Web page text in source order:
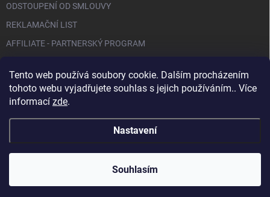
Tento web používá soubory cookie. Dalším procházením
tohoto webu vyjadřujete souhlas s jejich používáním.. Více
informací zde.
Nastavení
Souhlasím
ODSTOUPENÍ OD SMLOUVY
REKLAMAČNÍ LIST
AFFILIATE - PARTNERSKÝ PROGRAM
FACEBOOK
BIO NAILS . Všechna práva vyhrazena.